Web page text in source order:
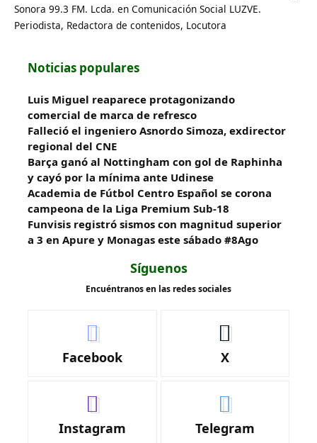
Sonora 99.3 FM. Lcda. en Comunicación Social LUZVE.
Periodista, Redactora de contenidos, Locutora
Noticias populares
Luis Miguel reaparece protagonizando
comercial de marca de refresco
Falleció el ingeniero Asnordo Simoza, exdirector
regional del CNE
Barça ganó al Nottingham con gol de Raphinha
y cayó por la mínima ante Udinese
Academia de Fútbol Centro Español se corona
campeona de la Liga Premium Sub-18
Funvisis registró sismos con magnitud superior
a 3 en Apure y Monagas este sábado #8Ago
Síguenos
Encuéntranos en las redes sociales
Facebook X
Instagram Telegram